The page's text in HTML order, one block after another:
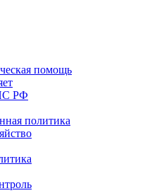
помощь
РФ
политика